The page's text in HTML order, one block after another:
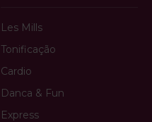
Les Mills
Tonificação
Cardio
Danca & Fun
Express